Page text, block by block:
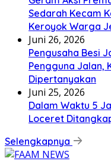
Sedarah Kecam
Keroyok Warga
Juni 26, 2026
Pengusaha Besi
Pengguna Jalan,
Dipertanyakan
Juni 25, 2026
Dalam Waktu 5
Loceret
Selengkapnya